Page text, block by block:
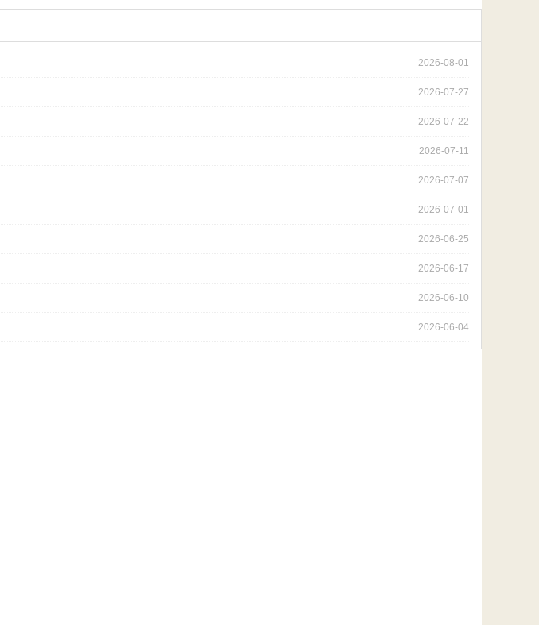
2026-08-01
2026-07-27
2026-07-22
2026-07-11
2026-07-07
2026-07-01
2026-06-25
2026-06-17
2026-06-10
2026-06-04